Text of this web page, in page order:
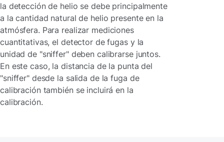
la detección de helio se debe principalmente
a la cantidad natural de helio presente en la
atmósfera. Para realizar mediciones
cuantitativas, el detector de fugas y la
unidad de "sniffer" deben calibrarse juntos.
En este caso, la distancia de la punta del
"sniffer" desde la salida de la fuga de
calibración también se incluirá en la
calibración.